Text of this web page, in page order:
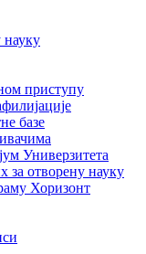
науку
приступу
базе
Универзитета
за отворену науку
Хоризонт